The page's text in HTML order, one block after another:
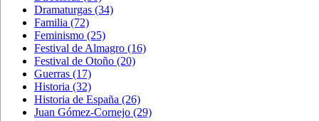
Dramaturgas (34)
Familia (72)
Feminismo (25)
Festival de Almagro (16)
Festival de Otoño (20)
Guerras (17)
Historia (32)
Historia de España (26)
Juan Gómez-Cornejo (29)